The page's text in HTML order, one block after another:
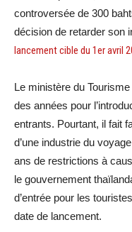
controversée de 300
décision de retarder son
lancement cible du 1er avril
Le ministère du
des années pour
entrants. Pourtant, il fait
d’une industrie du
ans de restrictions à
le gouvernement
d’entrée pour les
date de lancement.